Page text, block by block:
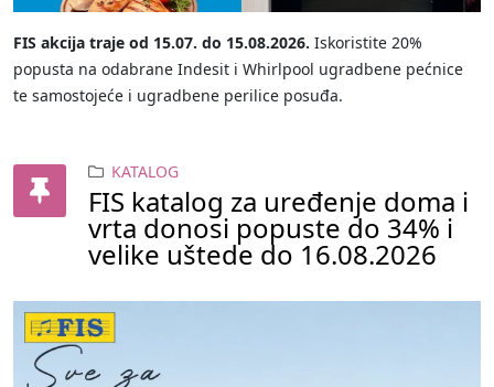
FIS akcija traje od 15.07. do 15.08.2026. Iskoristite 20%
popusta na odabrane Indesit i Whirlpool ugradbene pećnice
te samostojeće i ugradbene perilice posuđa.
KATALOG
FIS katalog za uređenje doma i
vrta donosi popuste do 34% i
velike uštede do 16.08.2026